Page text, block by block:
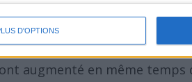
D'OPTIONS
(ou bols) plus
augmenté en même temps